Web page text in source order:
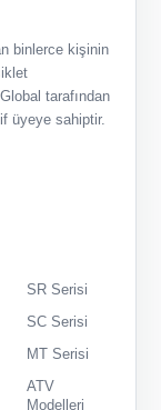
binlerce kişinin
tarafından
üyeye sahiptir.
SR Serisi
SC Serisi
MT Serisi
ATV
Modelleri